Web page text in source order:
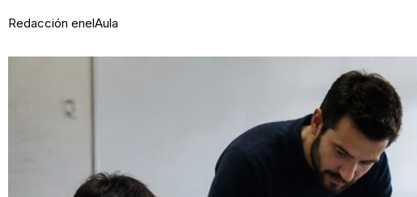
Redacción enelAula